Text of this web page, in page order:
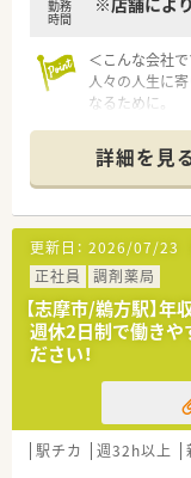
勤務
時間
＜こんな会社
人々の人生に寄
なるために。
りひとりの人
師を求め育てて
＜特徴・ポイン
★薬剤師を守る
業務をサポー
す。
その一つが約
テム「SPITS」。
処方箋受付から
か、
調剤過誤防止
システム改修
る強みを生か
詳細を見
更新日： 2026/07/23
正社員
調剤薬局
【志摩市/鵜方駅】
週休2日制で働きや
ださい！
駅チカ 週32h以上